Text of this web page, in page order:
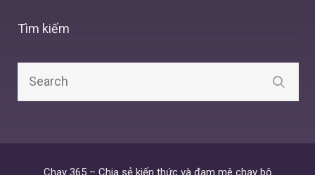
Tìm kiếm
Chạy 365 – Chia sẻ kiến thức và đam mê chạy bộ